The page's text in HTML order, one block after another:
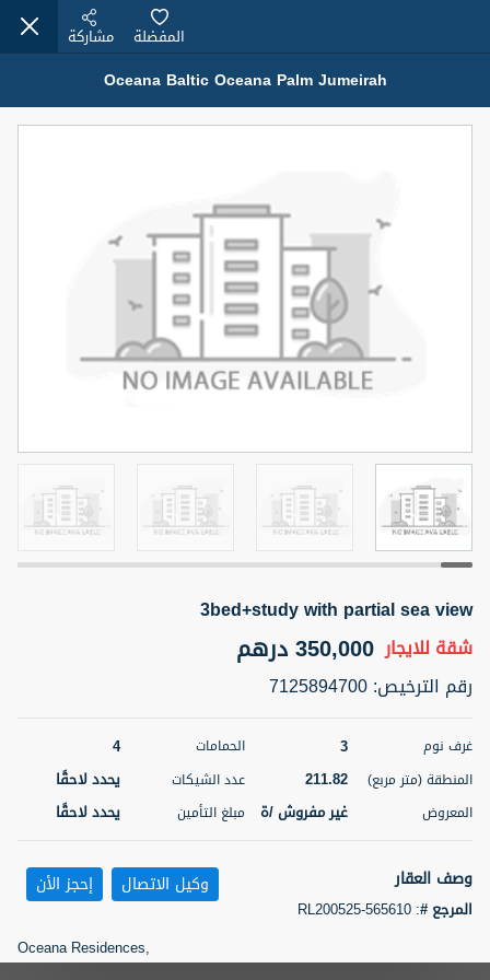
Modern Renovated Unit Near Marina Metro Station
95,000 درهم
سرير
1
حمام
1
المنطقة (متر
70.03
المعروض الشيكات
اسم الوسيط
NILOOFAR ABBAS VAKIL
رقم الوسيط
أتصل الأن
5 أشهر +
ELBRUS TOWER UNIT 2701 ON RENT
شقة للإيجار 95,000 درهم
3
1
2
مربع)
71.39
المعروض
مفروش/ ة
الشيكات
ABDEMANAF EQBALBHAI KHANBHAI
KHANBHAI EQBALBHAI SIRAJUDDIN
أتصل
الأن
Oceana Baltic Oceana Palm Jumeirah
المفضلة مشاركة
3bed+study with partial sea view
شقة للايجار 350,000 درهم
رقم الترخيص:
7125894700
غرف نوم 3 الحمامات 4
المنطقة (متر مربع) 211.82 عدد الشيكات يحدد لاحقًا
المعروض غير مفروش /ة مبلغ التأمين يحدد لاحقًا
وصف العقار
المرجع #:
RL200525-565610
وكيل الاتصال إحجز الأن
Oceana Residences,
Palm Jumeirah,
تصفية